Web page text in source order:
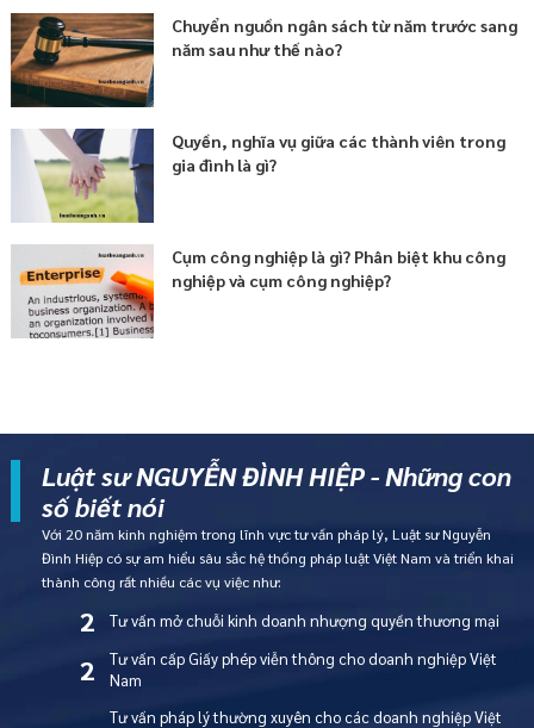
Chuyển nguồn ngân sách từ năm trước sang
năm sau như thế nào?
Quyền, nghĩa vụ giữa các thành viên trong
gia đình là gì?
Cụm công nghiệp là gì? Phân biệt khu công
nghiệp và cụm công nghiệp?
Luật sư NGUYỄN ĐÌNH HIỆP - Những con
số biết nói
Với 20 năm kinh nghiệm trong lĩnh vực tư vấn pháp lý, Luật sư Nguyễn
Đình Hiệp có sự am hiểu sâu sắc hệ thống pháp luật Việt Nam và triển khai
thành công rất nhiều các vụ việc như:
2 Tư vấn mở chuỗi kinh doanh nhượng quyền thương mại
2
Tư vấn cấp Giấy phép viễn thông cho doanh nghiệp Việt
Nam
Tư vấn pháp lý thường xuyên cho các doanh nghiệp Việt